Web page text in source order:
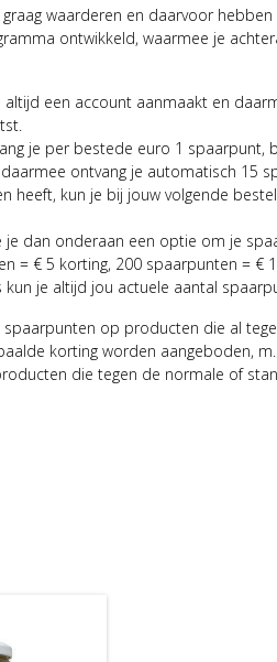
waarderen en daarvoor
ontwikkeld, waarmee je
een account aanmaakt en
je per bestede euro 1 spaarpunt,
ontvang je automatisch 15
heeft, kun je bij jouw volgende
je dan onderaan een optie om je
= € 5 korting, 200 spaarpunten = €
kun je altijd jou actuele aantal
spaarpunten op producten die al
korting worden aangeboden,
die tegen de normale of